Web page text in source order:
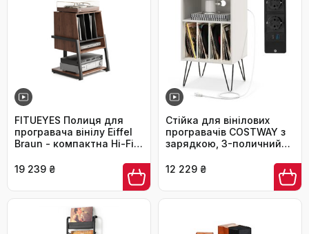
FITUEYES Полиця для
програвача вінілу Eiffel
Braun - компактна Hi-Fi
19 239 ₴
Стійка для вінілових
програвачів COSTWAY з
зарядкою, 3-поличний
роздільниками, біла
12 229 ₴